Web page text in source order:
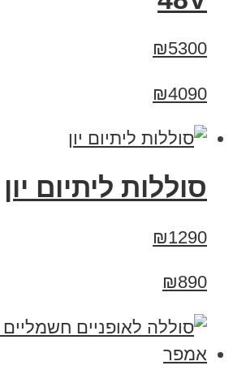
₪5300
₪4090
סוללות ליתיום יון
₪1290
₪890